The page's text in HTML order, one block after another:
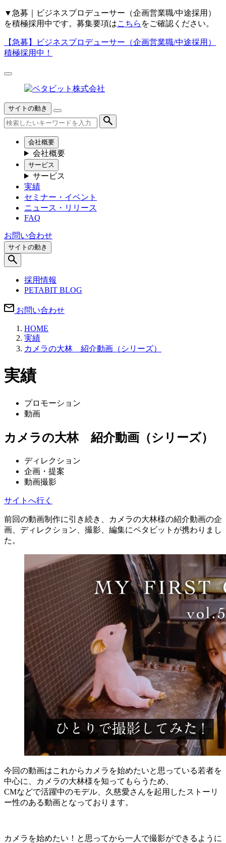
▼ 急募｜ビジネスプロデューサー（企画営業職/中途採用）
を積極採用中です。募集要項はこちら をご確認ください。
【急募】
ビジネスプロデューサー（企画営業職/中途採用）
積極採用中！
サイトの動き
会社概要
会社概要
サービス
サービス
実績
セミナー・イベント
ニュース・リリース
FAQ
お問い合わせ
サイトの動き
採用情報
PETABIT BLOG
お問い合わせ
HOME
実績
カメラの大林 紹介動画（シリーズ）
実績
プロモーション
動画
カメラの大林 紹介動画（シリーズ）
ディレクション
企画・提案
動画撮影
サイトへ行く
前回の動画制作に引き続き、カメラの大林様の紹介動画の企
画、ディレクション、撮影、編集にペタビットが携わりまし
た。
今回の動画はこれからカメラを始めたいと思っている若者を
中心に、カメラの大林様を知ってもらうため、
CMなどで活躍中のモデル、久慈愛さんを起用したストーリ
ー性のある動画となっております。
カメラを始めたい！と思ってから一人で撮影ができるように